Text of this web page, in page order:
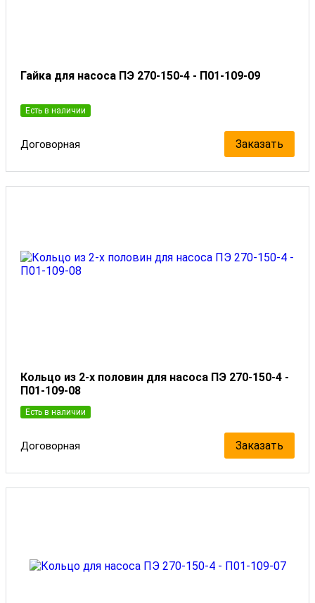
Гайка для насоса ПЭ 270-150-4 - П01-109-09
Есть в наличии
Договорная Заказать
Кольцо из 2-х половин для насоса ПЭ 270-150-4 -
П01-109-08
Есть в наличии
Договорная Заказать